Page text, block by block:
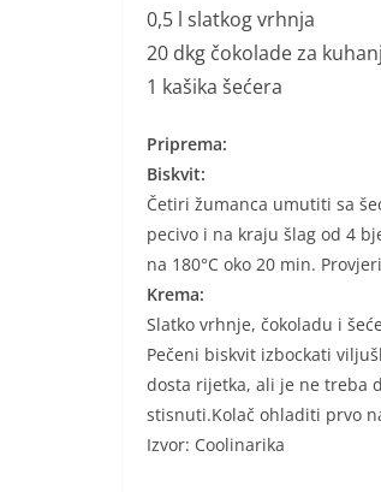
0,5 l slatkog vrhnja
20 dkg čokolade za
1 kašika šećera
Priprema:
Biskvit:
Četiri žumanca umutiti sa
pecivo i na kraju šlag od 4
na 180°C oko 20 min.
Krema:
Slatko vrhnje, čokoladu i
Pečeni biskvit izbockati
dosta rijetka, ali je ne treba
stisnuti.Kolač ohladiti prvo
Izvor: Coolinarika